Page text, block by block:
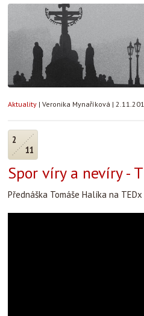
Aktuality | Veronika Mynaříková |
2
11
Spor víry a nevíry -
Přednáška Tomáše Halíka na